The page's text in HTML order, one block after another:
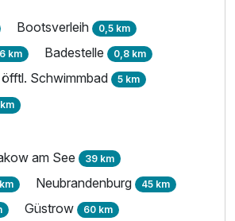
Bootsverleih 0,5 km
km Badestelle 0,8 km
öfftl. Schwimmbad 5 km
am See 39 km
Neubrandenburg 45 km
Güstrow 60 km